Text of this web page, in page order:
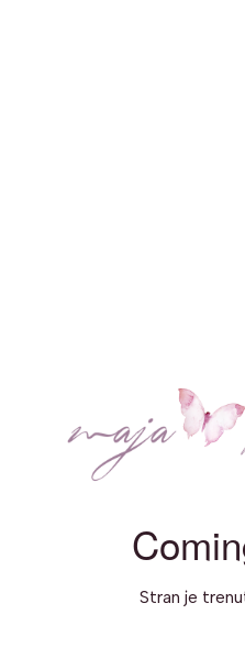
Stran je